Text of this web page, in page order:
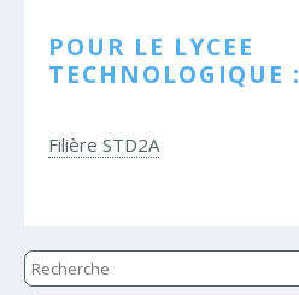
POUR LE LYCEE
TECHNOLOGIQUE :
Filière STD2A